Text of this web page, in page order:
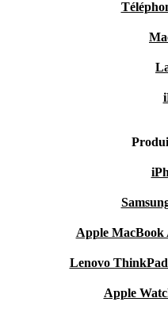
Apple MacBook
Lenovo
Apple